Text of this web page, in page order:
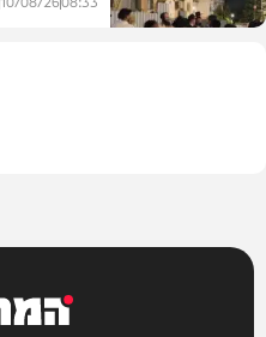
המחדש